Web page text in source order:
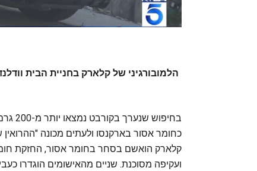
הלמובורגיני של קלארק בחניית הבית
קלארק הואשם בסחר בחומר אסור, החזקת